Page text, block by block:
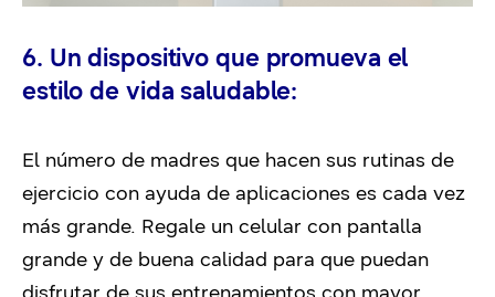
6. Un dispositivo que promueva el
estilo de vida saludable:
El número de madres que hacen sus rutinas de
ejercicio con ayuda de aplicaciones es cada vez
más grande. Regale un celular con pantalla
grande y de buena calidad para que puedan